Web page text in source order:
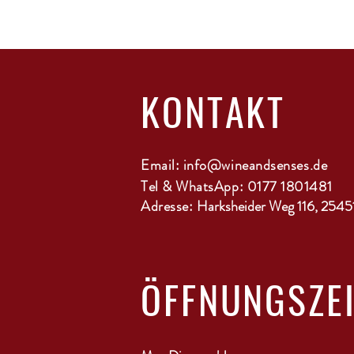
KONTAKT
Email: info@wineandsenses.de
Tel & WhatsApp: 0177 1801481
Adresse: Harksheider Weg 116,